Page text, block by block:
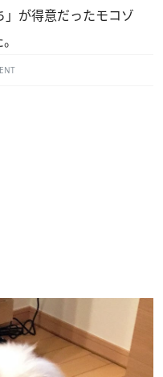
が得意だったモコゾ